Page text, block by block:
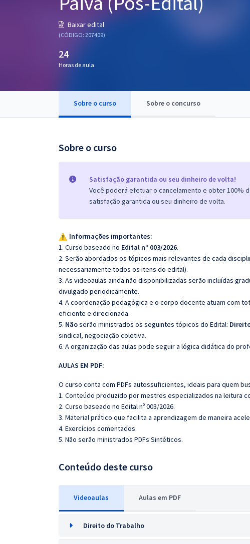
Baixar edital
(CÓDIGO: 207409)
24
Horas de aula
Sobre o curso Sobre o concurso
Sobre o curso
Satisfação garantida ou seu dinheiro de volta!
Você poderá efetuar o cancelamento e obter 100%
satisfação garantida ou seu dinheiro de volta.
Informações importantes:
1. Curso baseado no Edital nº 003/2026.
2. Serão abordados os tópicos mais relevantes de cada
necessariamente todos os itens do edital).
3. As videoaulas ainda não disponibilizadas serão incluídas
divulgado periodicamente.
4. A coordenação pedagógica e o corpo docente atuam com
eficiente e direcionada.
5. Nãoserão ministrados os seguintes tópicos do Edital:
sindical, negociação coletiva.
6. A organização das aulas pode seguir a lógica didática do
AULAS EM PDF:
O curso conta com PDFs autossuficientes, ideais para quem
1. Conteúdo produzido por mestres especializados na leitura
2. Curso baseado no Edital nº 003/2026.
3. Material prático que facilita a aprendizagem de maneira
4. Exercícios comentados.
5. Não serão ministrados PDFs Sintéticos.
Conteúdo deste curso
Videoaulas Aulas em PDF
Direito do Trabalho